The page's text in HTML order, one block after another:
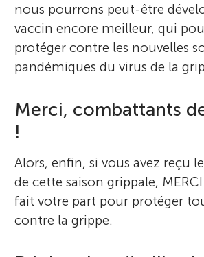
nous pourrons peut-être
vaccin encore meilleur, qui
protéger contre les nouvelles
pandémiques du virus de la
Merci, combattants
!
Alors, enfin, si vous avez reçu
de cette saison grippale,
fait votre part pour protéger
contre la grippe.